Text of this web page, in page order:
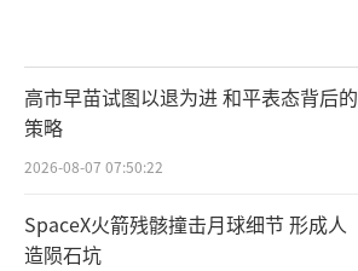
高市早苗试图以退为进 和平表态背后的
策略
2026-08-07 07:50:22
SpaceX火箭残骸撞击月球细节 形成人
造陨石坑